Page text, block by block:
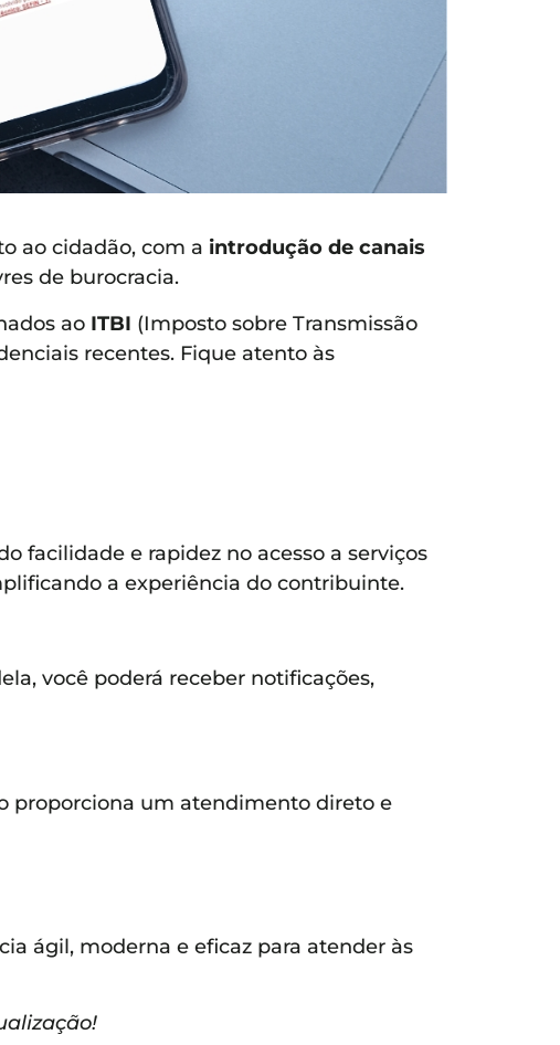
ao cidadão, com a introdução de canais
de burocracia.
ao ITBI (Imposto sobre Transmissão
recentes. Fique atento às
facilidade e rapidez no acesso a serviços
a experiência do contribuinte.
você poderá receber notificações,
proporciona um atendimento direto e
ágil, moderna e eficaz para atender às